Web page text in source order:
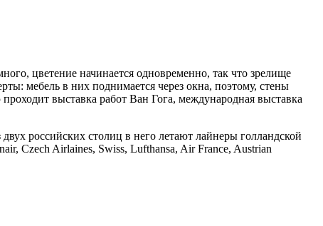
цветение начинается одновременно, так что зрелище
мебель в них поднимается через окна, поэтому, стены
выставка работ Ван Гога, международная выставка
российских столиц в него летают лайнеры голландской
Czech Airlaines, Swiss, Lufthansa, Air France, Austrian